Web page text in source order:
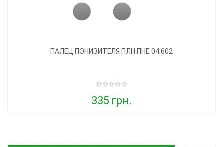
ПАЛЕЦ ПОНИЗИТЕЛЯ ПЛН ПНЕ 04.602
335 грн.